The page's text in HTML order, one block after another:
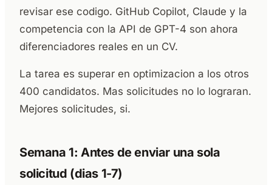
revisar ese codigo. GitHub Copilot, Claude y la
competencia con la API de GPT-4 son ahora
diferenciadores reales en un CV.
La tarea es superar en optimizacion a los otros
400 candidatos. Mas solicitudes no lo lograran.
Mejores solicitudes, si.
Semana 1: Antes de enviar una sola
solicitud (dias 1-7)